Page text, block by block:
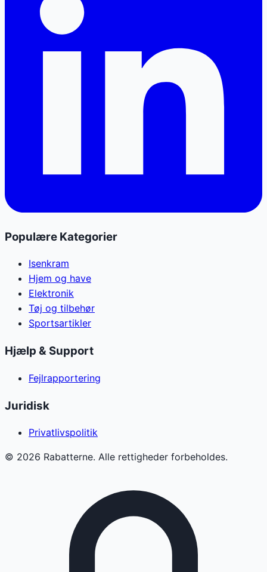
Populære Kategorier
Isenkram
Hjem og have
Elektronik
Tøj og tilbehør
Sportsartikler
Hjælp & Support
Fejlrapportering
Juridisk
Privatlivspolitik
© 2026 Rabatterne. Alle rettigheder forbeholdes.